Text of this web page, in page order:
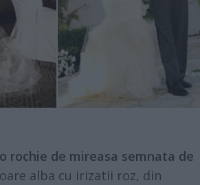
rochie de mireasa semnata de
alba cu irizatii roz, din